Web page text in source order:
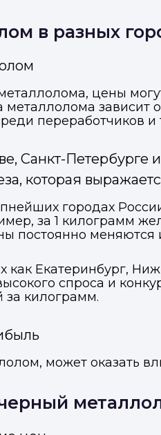
в разных
цены
зависит
переработчиков и
Санкт-Петербурге
которая
городах
за 1 килограмм
постоянно
как Екатеринбург,
спроса и
за килограмм.
может оказать